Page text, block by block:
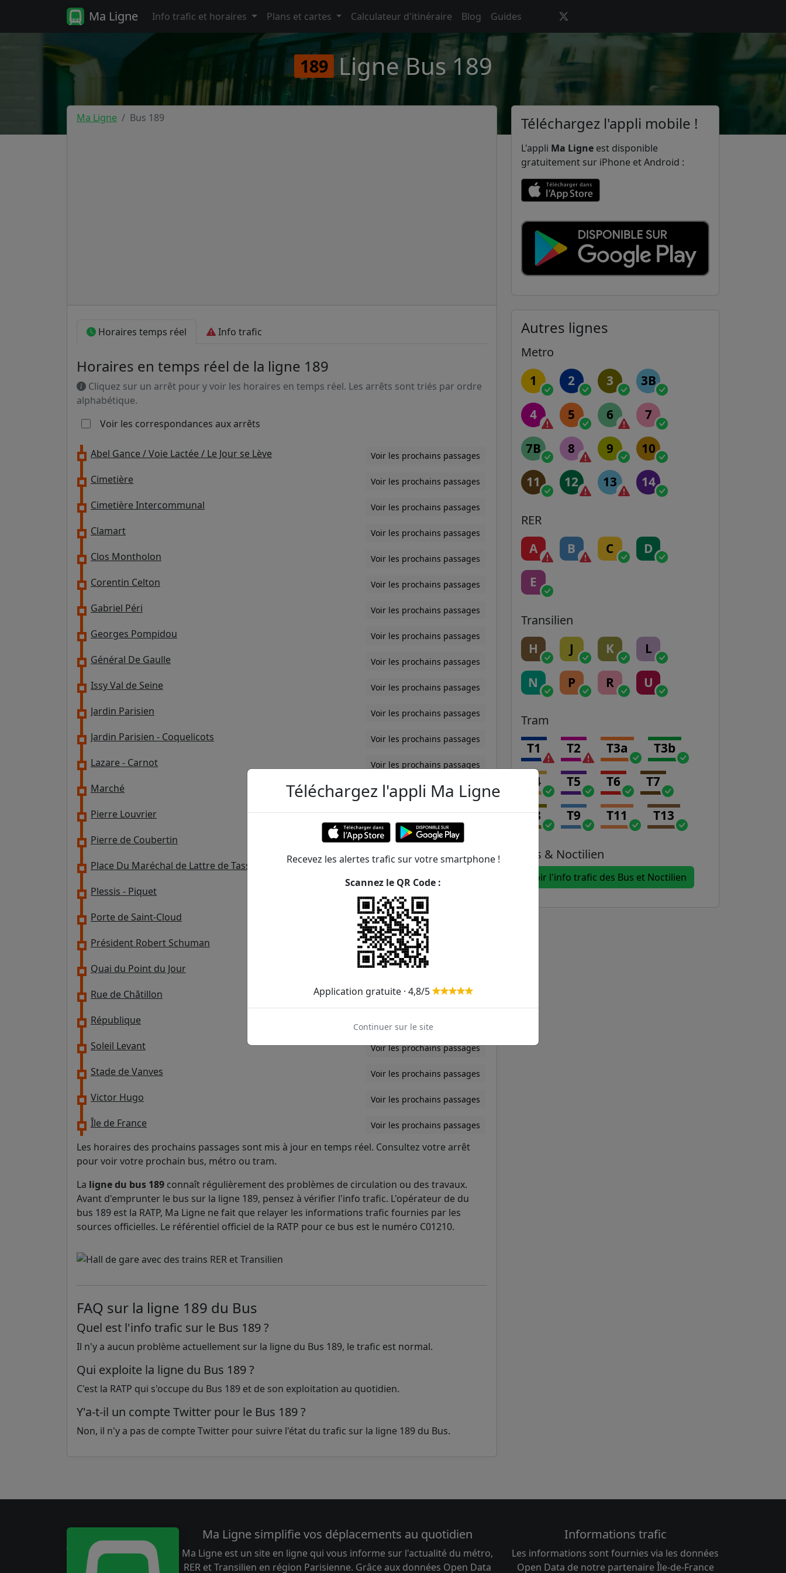
Ma Ligne Info trafic et horaires Plans et cartes Calculateur d'itinéraire Blog Guides
189 Ligne Bus 189
Ma Ligne Bus 189
Horaires temps réel Info trafic
Horaires en temps réel de la ligne 189
Cliquez sur un arrêt pour y voir les horaires en temps réel. Les arrêts sont triés par ordre
alphabétique.
Voir les correspondances aux arrêts
Abel Gance / Voie Lactée / Le Jour se Lève Voir les prochains passages
Cimetière Voir les prochains passages
Cimetière Intercommunal Voir les prochains passages
Clamart Voir les prochains passages
Clos Montholon Voir les prochains passages
Corentin Celton Voir les prochains passages
Gabriel Péri Voir les prochains passages
Georges Pompidou Voir les prochains passages
Général De Gaulle Voir les prochains passages
Issy Val de Seine Voir les prochains passages
Jardin Parisien Voir les prochains passages
Jardin Parisien - Coquelicots Voir les prochains passages
Lazare - Carnot Voir les prochains passages
Marché Voir les prochains passages
Pierre Louvrier Voir les prochains passages
Pierre de Coubertin Voir les prochains passages
Place Du Maréchal de Lattre de Tassigny Voir les prochains passages
Plessis - Piquet
Porte de Saint-Cloud Voir les prochains passages
Président Robert Schuman Voir les prochains passages
Quai du Point du Jour Voir les prochains passages
Rue de Châtillon Voir les prochains passages
République Voir les prochains passages
Soleil Levant Voir les prochains passages
Stade de Vanves Voir les prochains passages
Victor Hugo Voir les prochains passages
Île de France Voir les prochains passages
Les horaires des prochains passages sont mis à jour en temps réel. Consultez votre arrêt
pour voir votre prochain bus, métro ou tram.
La ligne du bus 189 connaît régulièrement des problèmes de circulation ou des travaux.
Avant d'emprunter le bus sur la ligne 189, pensez à vérifier l'info trafic. L'opérateur de du
bus 189 est la RATP, Ma Ligne ne fait que relayer les informations trafic fournies par les
sources officielles. Le référentiel officiel de la RATP pour ce bus est le numéro C01210.
FAQ sur la ligne 189 du Bus
Quel est l'info trafic sur le Bus 189 ?
Il n'y a aucun problème actuellement sur la ligne du Bus 189, le trafic est normal.
Qui exploite la ligne du Bus 189 ?
C'est la RATP qui s'occupe du Bus 189 et de son exploitation au quotidien.
Y'a-t-il un compte Twitter pour le Bus 189 ?
Non, il n'y a pas de compte Twitter pour suivre l'état du trafic sur la ligne 189 du Bus.
Téléchargez l'appli mobile !
L'appli Ma Ligne est disponible
gratuitement sur iPhone et Android :
Autres lignes
Metro
1 2 3 3B
4 5 6 7
7B 8 9 10
11 12 13 14
RER
A B C D
E
Transilien
H J K L
N P R U
Tram
T1 T2 T3a T3b
T4 T5 T6 T7
T8 T9 T11 T13
Bus & Noctilien
Voir l'info trafic des Bus et Noctilien
Ma Ligne simplifie vos déplacements au quotidien
Ma Ligne est un site en ligne qui vous informe sur l'actualité du métro,
RER et Transilien en région Parisienne. Grâce aux données Open Data
Informations trafic
Les informations sont fournies via les données
Open Data de notre partenaire Île-de-France
Téléchargez l'appli Ma Ligne
Recevez les alertes trafic sur votre smartphone !
Scannez le QR Code :
Application gratuite · 4,8/5
Continuer sur le site